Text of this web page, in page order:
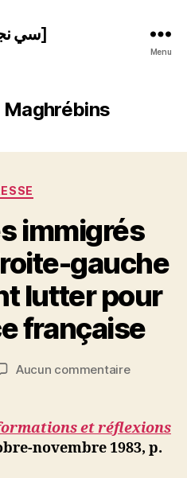
[سي نجيب]
Menu
Maghrébins
Catégories
immigrés
gauche
lutter pour
française
de
a
S
N
ji
b
Aucun commentairesur
Les
immigrés
cible
et réflexions
novembre 1983, p.